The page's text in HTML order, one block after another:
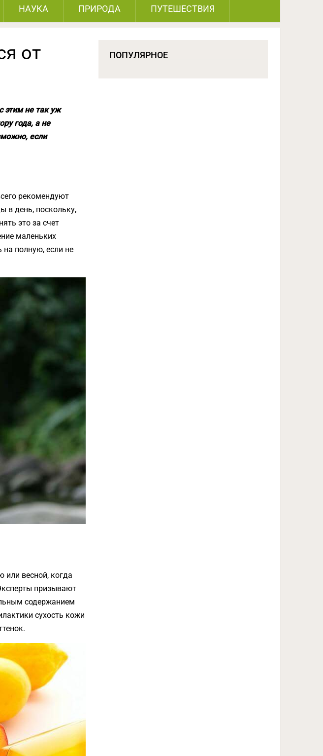
НАУКА ПРИРОДА ПУТЕШЕСТВИЯ
от
этим не так уж
года, а не
если
рекомендуют
в день, поскольку,
это за счет
маленьких
на полную, если не
или весной, когда
призывают
содержанием
сухость кожи
ПОПУЛЯРНОЕ